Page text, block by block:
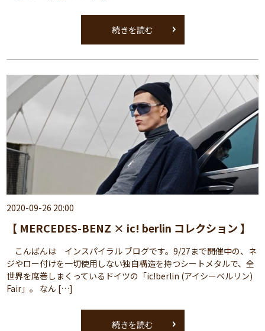
続きを読む
2020-09-26 20:00
【 MERCEDES-BENZ × ic! berlin コレクション 】
こんばんは インスパイラル ブログです。9/27まで開催中の、ネ
ジやロー付けを一切使用しない独自構造を持つシートメタルで、全
世界を席巻しまくっているドイツの「ic!berlin (アイシーベルリン)
Fair」。 なん […]
続きを読む